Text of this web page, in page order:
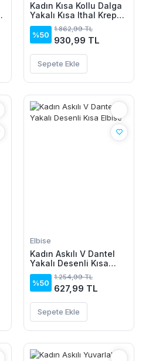
Kadın Kısa Kollu Dalga
Yakalı Kısa Ithal Krep
Elbise
%50
1.862,99 TL
930,99 TL
Sepete Ekle
Elbise
Kadın Askılı V Dantel
Yakalı Desenli Kısa
Elbise
%50
1.254,99 TL
627,99 TL
Sepete Ekle